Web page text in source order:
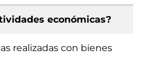
económicas?
realizadas con bienes